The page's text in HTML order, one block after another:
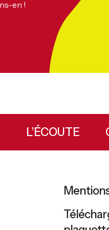
en !
L’ÉCOUTE